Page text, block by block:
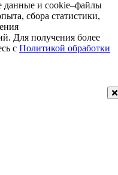
данные и cookie–файлы
сбора статистики,
Для получения более
с Политикой обработки